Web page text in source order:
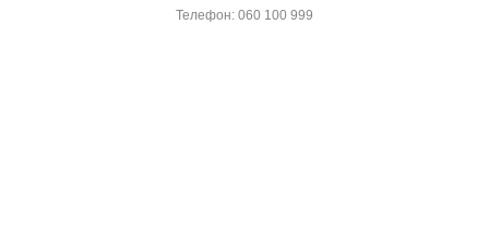
Телефон: 060 100 999